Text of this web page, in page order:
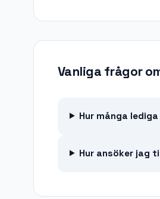
Vanliga frågor
Hur många
Hur ansöker jag